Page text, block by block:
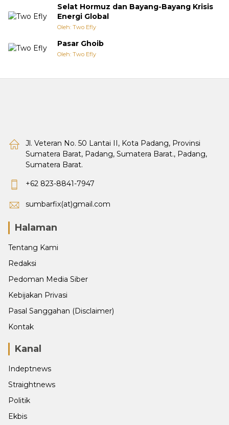
Selat Hormuz dan Bayang-Bayang Krisis
Energi Global
Oleh: Two Efly
Pasar Ghoib
Oleh: Two Efly
Jl. Veteran No. 50 Lantai II, Kota Padang, Provinsi
Sumatera Barat, Padang, Sumatera Barat., Padang,
Sumatera Barat.
+62 823-8841-7947
sumbarfix(at)gmail.com
Halaman
Tentang Kami
Redaksi
Pedoman Media Siber
Kebijakan Privasi
Pasal Sanggahan (Disclaimer)
Kontak
Kanal
Indeptnews
Straightnews
Politik
Ekbis